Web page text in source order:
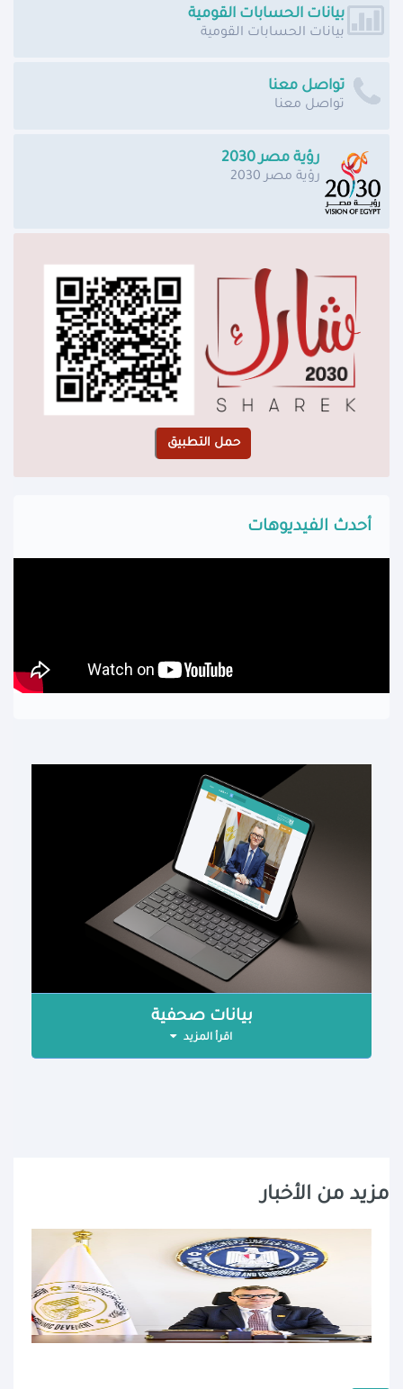
بيانات الحسابات القومية
بيانات الحسابات القومية
تواصل معنا
تواصل معنا
رؤية مصر 2030
رؤية مصر 2030
أحدث الفيديوهات
بيانات صحفية
اقرأ المزيد
مزيد من الأخبار